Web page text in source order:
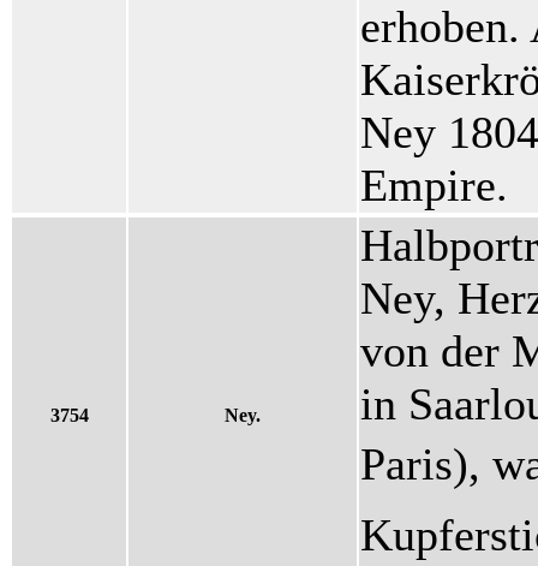
erhoben.
Ney
Empire.
3754 Ney.
Ney,
von der
in
Paris),